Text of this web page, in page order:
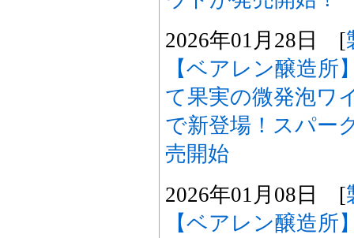
2026年01月28日 [
【ベアレン醸造
て果実の微発泡ワ
で新登場！スパー
売開始
2026年01月08日 [
【ベアレン醸造